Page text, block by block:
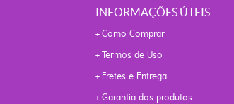
INFORMAÇÕES ÚTEIS
Como Comprar
Termos de Uso
Fretes e Entrega
Garantia dos produtos